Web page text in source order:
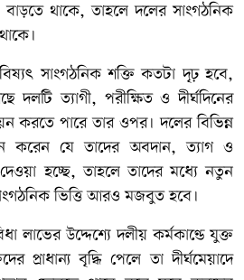
থাকে, তাহলে দলের সাংগঠনিক
সাংগঠনিক শক্তি কতটা দৃঢ় হবে,
দলটি ত্যাগী, পরীক্ষিত ও দীর্ঘদিনের
করতে পারে তার ওপর। দলের বিভিন্ন
করেন যে তাদের অবদান, ত্যাগ ও
দেওয়া হচ্ছে, তাহলে তাদের মধ্যে নতুন
ভিত্তি আরও মজবুত হবে।
লাভের উদ্দেশ্যে দলীয় কর্মকাণ্ডে যুক্ত
প্রাধান্য বৃদ্ধি পেলে তা দীর্ঘমেয়াদে